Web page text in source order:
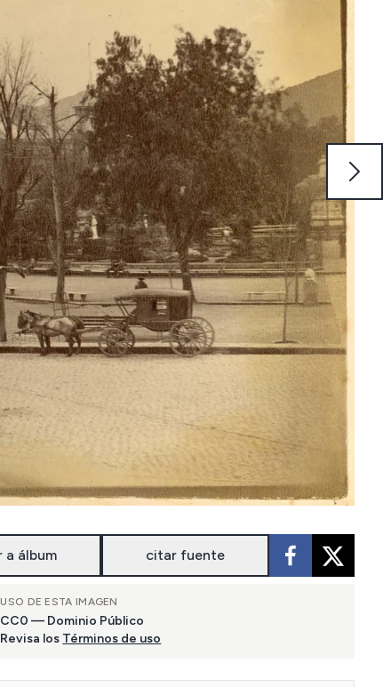
a álbum citar fuente
USO DE ESTA IMAGEN
CC0 — Dominio Público
Revisa los Términos de uso